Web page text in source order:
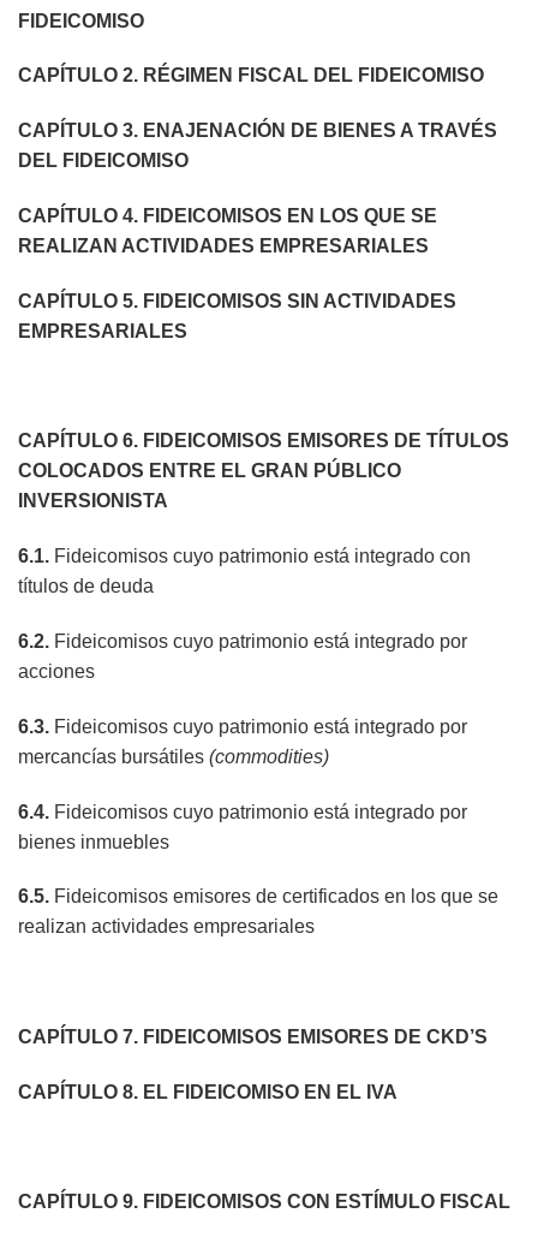
FIDEICOMISO
CAPÍTULO 2. RÉGIMEN FISCAL DEL FIDEICOMISO
CAPÍTULO 3. ENAJENACIÓN DE BIENES A TRAVÉS
DEL FIDEICOMISO
CAPÍTULO 4. FIDEICOMISOS EN LOS QUE SE
REALIZAN ACTIVIDADES EMPRESARIALES
CAPÍTULO 5. FIDEICOMISOS SIN ACTIVIDADES
EMPRESARIALES
CAPÍTULO 6. FIDEICOMISOS EMISORES DE TÍTULOS
COLOCADOS ENTRE EL GRAN PÚBLICO
INVERSIONISTA
6.1. Fideicomisos cuyo patrimonio está integrado con
títulos de deuda
6.2. Fideicomisos cuyo patrimonio está integrado por
acciones
6.3. Fideicomisos cuyo patrimonio está integrado por
mercancías bursátiles (commodities)
6.4. Fideicomisos cuyo patrimonio está integrado por
bienes inmuebles
6.5. Fideicomisos emisores de certificados en los que se
realizan actividades empresariales
CAPÍTULO 7. FIDEICOMISOS EMISORES DE CKD’S
CAPÍTULO 8. EL FIDEICOMISO EN EL IVA
CAPÍTULO 9. FIDEICOMISOS CON ESTÍMULO FISCAL